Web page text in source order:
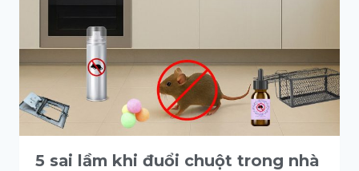
5 sai lầm khi đuổi chuột trong nhà